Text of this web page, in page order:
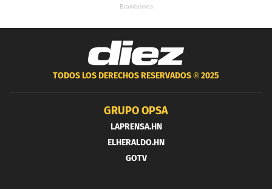
TODOS LOS DERECHOS RESERVADOS ®2025
GRUPO OPSA
LAPRENSA.HN
ELHERALDO.HN
GOTV